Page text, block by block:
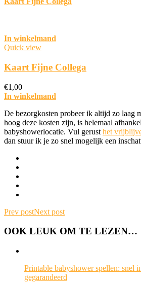
In winkelmand
Quick view
Kaart Fijne Collega
€1,00
In winkelmand
De bezorgkosten probeer ik altijd zo laag
hoog deze kosten zijn, is helemaal
babyshowerlocatie. Vul gerust het
dan stuur ik je zo snel mogelijk een
Prev postNext post
OOK LEUK OM TE LEZEN…
Printable babyshower spellen: snel
gegarandeerd